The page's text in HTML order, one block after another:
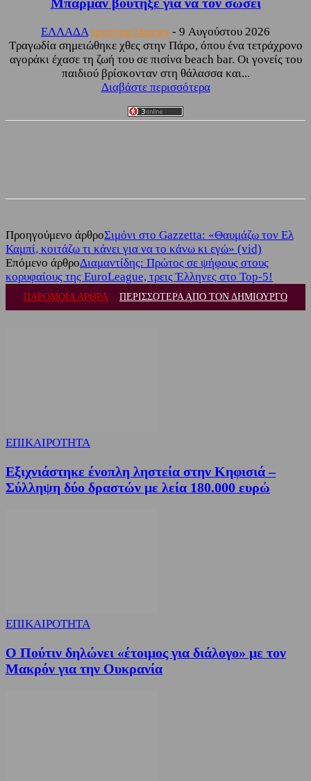
Μπάρμαν βούτηξε για να τον σώσει
ΕΛΛΑΔΑ sporting24news - 9 Αυγούστου 2026
Τραγωδία σημειώθηκε χθες στην Πάρο, όπου ένα τετράχρονο
αγοράκι έχασε τη ζωή του σε πισίνα beach bar. Οι γονείς του
παιδιού βρίσκονταν στη θάλασσα και...
Διαβάστε περισσότερα
Προηγούμενο άρθροΣιμόνι στο Gazzetta: «Θαυμάζω τον Ελ
Καμπί, κοιτάζω τι κάνει για να το κάνω κι εγώ» (vid)
Επόμενο άρθροΔιαμαντίδης: Πρώτος σε ψήφους στους
κορυφαίους της EuroLeague, τρεις Έλληνες στο Top-5!
ΠΑΡΟΜΟΙΑ ΑΡΘΡΑ ΠΕΡΙΣΣΟΤΕΡΑ ΑΠΟ ΤΟΝ ΔΗΜΙΟΥΡΓΟ
ΕΠΙΚΑΙΡΟΤΗΤΑ
Εξιχνιάστηκε ένοπλη ληστεία στην Κηφισιά –
Σύλληψη δύο δραστών με λεία 180.000 ευρώ
ΕΠΙΚΑΙΡΟΤΗΤΑ
Ο Πούτιν δηλώνει «έτοιμος για διάλογο» με τον
Μακρόν για την Ουκρανία